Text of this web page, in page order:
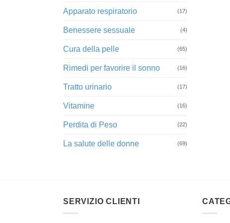
Apparato respiratorio (17)
Benessere sessuale (4)
Cura della pelle (65)
Rimedi per favorire il sonno (16)
Tratto urinario (17)
Vitamine (16)
Perdita di Peso (22)
La salute delle donne (69)
SERVIZIO CLIENTI